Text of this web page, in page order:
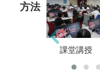
方法
課堂講授